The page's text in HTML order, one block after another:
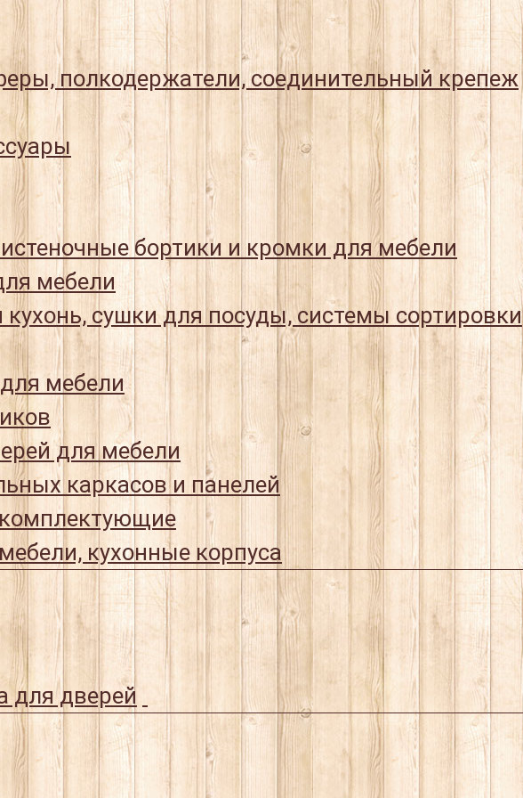
полкодержатели, соединительный крепеж
бортики и кромки для мебели
мебели
сушки для посуды, системы сортировки
мебели
для мебели
каркасов и панелей
кухонные корпуса
для дверей